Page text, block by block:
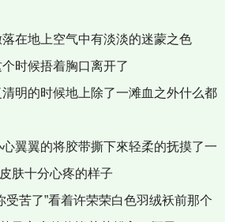
在地上空气中有淡淡的迷蒙之色
时候捂着胸口离开了
明的时候地上除了一滩血之外什么都
翼翼的将胶带撕下來轻柔的抚摸了一
肤十分心疼的样子
苦了”看着许荣荣白色羽绒袄前那个